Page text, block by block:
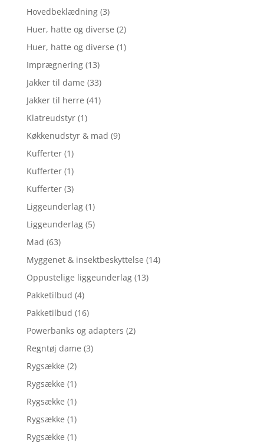
Hovedbeklædning (3)
Huer, hatte og diverse (2)
Huer, hatte og diverse (1)
Imprægnering (13)
Jakker til dame (33)
Jakker til herre (41)
Klatreudstyr (1)
Køkkenudstyr & mad (9)
Kufferter (1)
Kufferter (1)
Kufferter (3)
Liggeunderlag (1)
Liggeunderlag (5)
Mad (63)
Myggenet & insektbeskyttelse (14)
Oppustelige liggeunderlag (13)
Pakketilbud (4)
Pakketilbud (16)
Powerbanks og adapters (2)
Regntøj dame (3)
Rygsække (2)
Rygsække (1)
Rygsække (1)
Rygsække (1)
Rygsække (1)